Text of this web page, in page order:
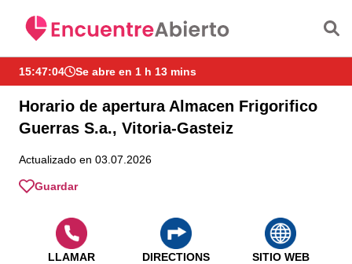
15:47:04 Se abre en 1 h 13 mins
Horario de apertura Almacen Frigorifico
Guerras S.a., Vitoria-Gasteiz
Actualizado en 03.07.2026
Guardar
LLAMAR DIRECTIONS SITIO WEB